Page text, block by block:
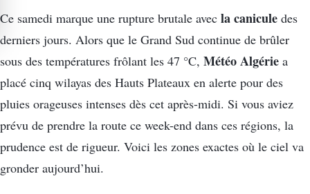
Ce samedi marque une rupture brutale avec la canicule des
derniers jours. Alors que le Grand Sud continue de brûler
sous des températures frôlant les 47 °C, Météo Algérie a
placé cinq wilayas des Hauts Plateaux en alerte pour des
pluies orageuses intenses dès cet après-midi. Si vous aviez
prévu de prendre la route ce week-end dans ces régions, la
prudence est de rigueur. Voici les zones exactes où le ciel va
gronder aujourd’hui.